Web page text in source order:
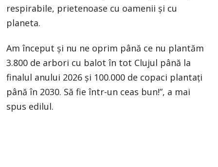
respirabile, prietenoase cu oamenii și cu
planeta.
Am început și nu ne oprim până ce nu plantăm
3.800 de arbori cu balot în tot Clujul până la
finalul anului 2026 și 100.000 de copaci plantați
până în 2030. Să fie într-un ceas bun!”, a mai
spus edilul.